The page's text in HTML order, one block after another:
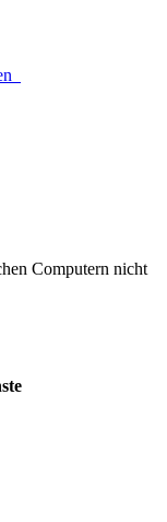
Computern nicht